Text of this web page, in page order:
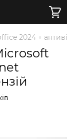
2024 +